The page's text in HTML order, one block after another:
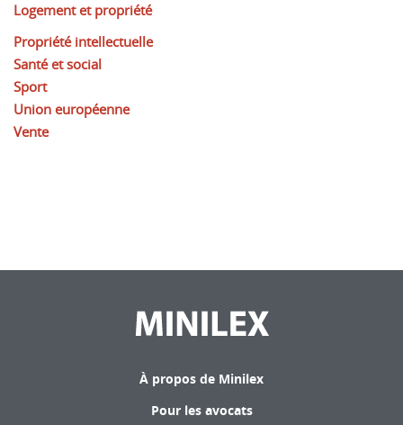
Logement et propriété
Propriété intellectuelle
Santé et social
Sport
Union européenne
Vente
À propos de Minilex
Pour les avocats